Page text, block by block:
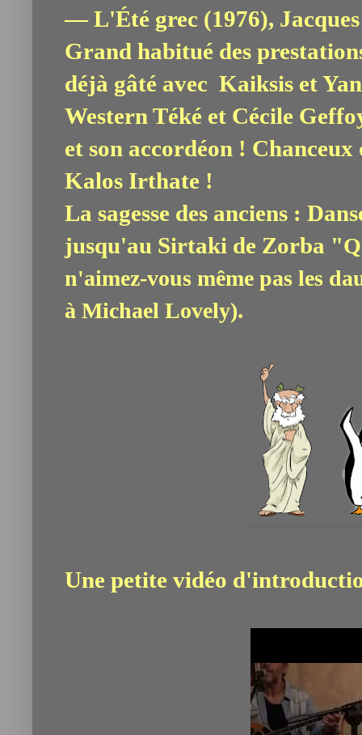
— L'Été grec (1976),
Grand habitué des
déjà gâté avec Kaiksis et
Western Téké et Cécile
et son accordéon ! Chanceux
Kalos Irthate !
La sagesse des anciens :
jusqu'au Sirtaki de Zorba "
n'aimez-vous même pas les
à Michael Lovely).
Une petite vidéo